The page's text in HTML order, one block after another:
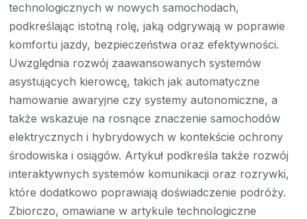
technologicznych w nowych samochodach,
podkreślając istotną rolę, jaką odgrywają w poprawie
komfortu jazdy, bezpieczeństwa oraz efektywności.
Uwzględnia rozwój zaawansowanych systemów
asystujących kierowcę, takich jak automatyczne
hamowanie awaryjne czy systemy autonomiczne, a
także wskazuje na rosnące znaczenie samochodów
elektrycznych i hybrydowych w kontekście ochrony
środowiska i osiągów. Artykuł podkreśla także rozwój
interaktywnych systemów komunikacji oraz rozrywki,
które dodatkowo poprawiają doświadczenie podróży.
Zbiorczo, omawiane w artykule technologiczne